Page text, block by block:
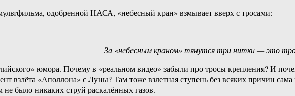
одобренной НАСА, «небесный кран» взмывает вверх с тросами:
За «небесным краном» тянутся три нитки — это
юмора. Почему в «реальном видео» забыли про тросы крепления? И
взлёта «Аполлона» с Луны? Там тоже взлетная ступень без всяких причин
было никаких струй раскалённых газов.